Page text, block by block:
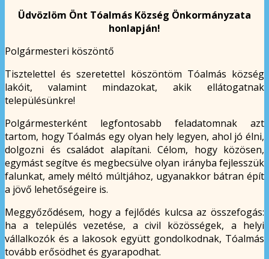
Üdvözlöm Önt Tóalmás Község Önkormányzata
honlapján!
Polgármesteri köszöntő
Tisztelettel és szeretettel köszöntöm Tóalmás község
lakóit, valamint mindazokat, akik ellátogatnak
településünkre!
Polgármesterként legfontosabb feladatomnak azt
tartom, hogy Tóalmás egy olyan hely legyen, ahol jó élni,
dolgozni és családot alapítani. Célom, hogy közösen,
egymást segítve és megbecsülve olyan irányba fejlesszük
falunkat, amely méltó múltjához, ugyanakkor bátran épít
a jövő lehetőségeire is.
Meggyőződésem, hogy a fejlődés kulcsa az összefogás:
ha a település vezetése, a civil közösségek, a helyi
vállalkozók és a lakosok együtt gondolkodnak, Tóalmás
tovább erősödhet és gyarapodhat.